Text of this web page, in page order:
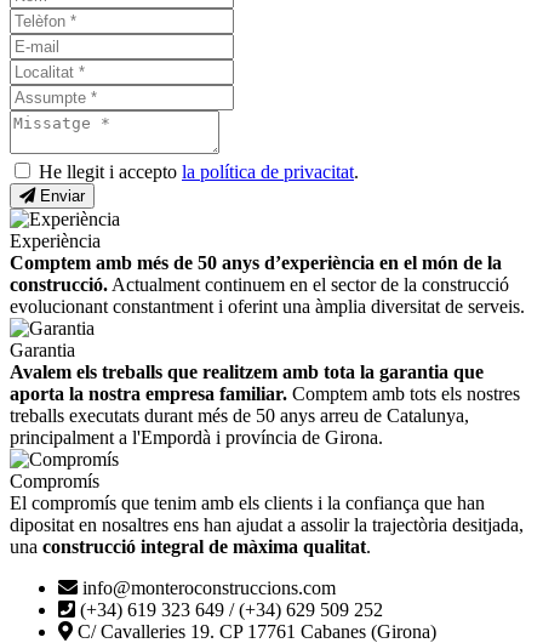
He llegit i accepto la política de privacitat.
Enviar
Experiència
Comptem amb més de 50 anys d’experiència en el món de la
construcció. Actualment continuem en el sector de la construcció
evolucionant constantment i oferint una àmplia diversitat de serveis.
Garantia
Avalem els treballs que realitzem amb tota la garantia que
aporta la nostra empresa familiar. Comptem amb tots els nostres
treballs executats durant més de 50 anys arreu de Catalunya,
principalment a l'Empordà i província de Girona.
Compromís
El compromís que tenim amb els clients i la confiança que han
dipositat en nosaltres ens han ajudat a assolir la trajectòria desitjada,
una construcció integral de màxima qualitat.
info@monteroconstruccions.com
(+34) 619 323 649 / (+34) 629 509 252
C/ Cavalleries 19. CP 17761 Cabanes (Girona)